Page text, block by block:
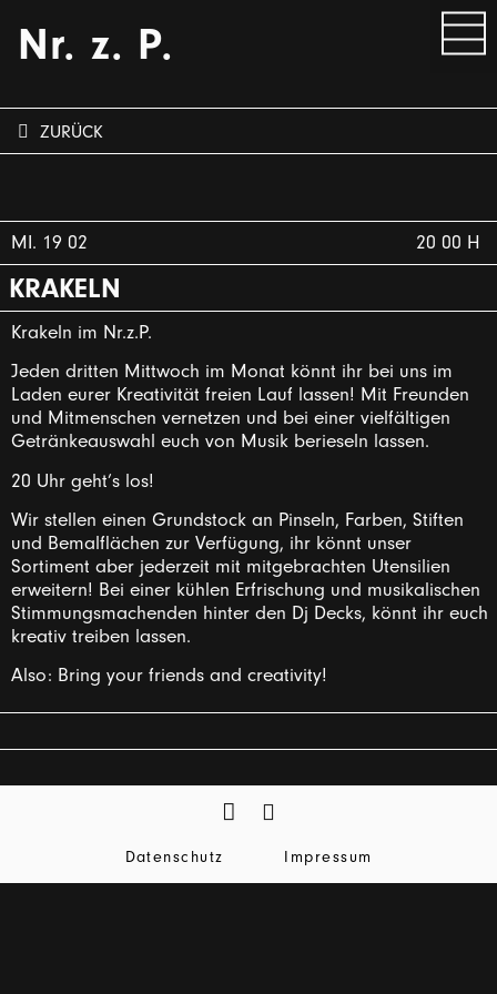
Nr. z. P.
ZURÜCK
MI. 19 02 20 00 H
KRAKELN
Krakeln im Nr.z.P.
Jeden dritten Mittwoch im Monat könnt ihr bei uns im
Laden eurer Kreativität freien Lauf lassen! Mit Freunden
und Mitmenschen vernetzen und bei einer vielfältigen
Getränkeauswahl euch von Musik berieseln lassen.
20 Uhr geht’s los!
Wir stellen einen Grundstock an Pinseln, Farben, Stiften
und Bemalflächen zur Verfügung, ihr könnt unser
Sortiment aber jederzeit mit mitgebrachten Utensilien
erweitern! Bei einer kühlen Erfrischung und musikalischen
Stimmungsmachenden hinter den Dj Decks, könnt ihr euch
kreativ treiben lassen.
Also: Bring your friends and creativity!
Datenschutz Impressum